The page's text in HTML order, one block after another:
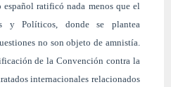
ratificó nada menos que el
y Políticos, donde se plantea
no son objeto de amnistía.
de la Convención contra la
internacionales relacionados